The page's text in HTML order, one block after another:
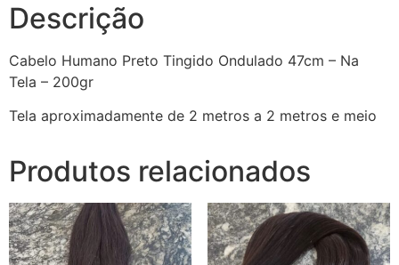
Descrição
Cabelo Humano Preto Tingido Ondulado 47cm – Na
Tela – 200gr
Tela aproximadamente de 2 metros a 2 metros e meio
Produtos relacionados